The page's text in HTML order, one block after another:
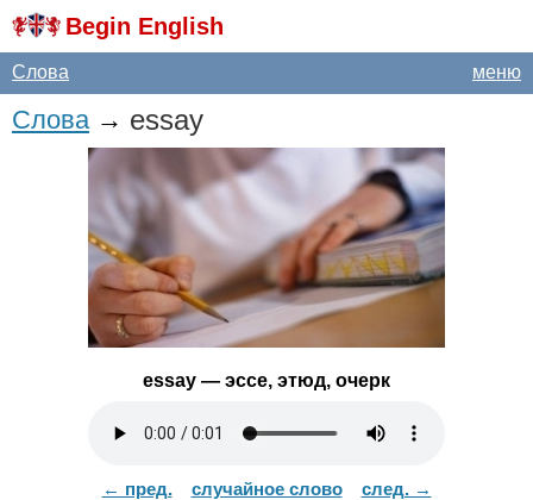
Begin English
меню
Слова
Слова→ essay
essay — эссе, этюд, очерк
← пред. случайное слово след. →